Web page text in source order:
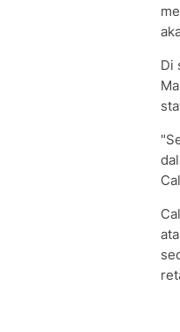
Di